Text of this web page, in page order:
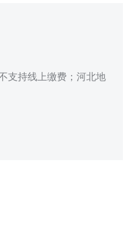
支持线上缴费；河北地